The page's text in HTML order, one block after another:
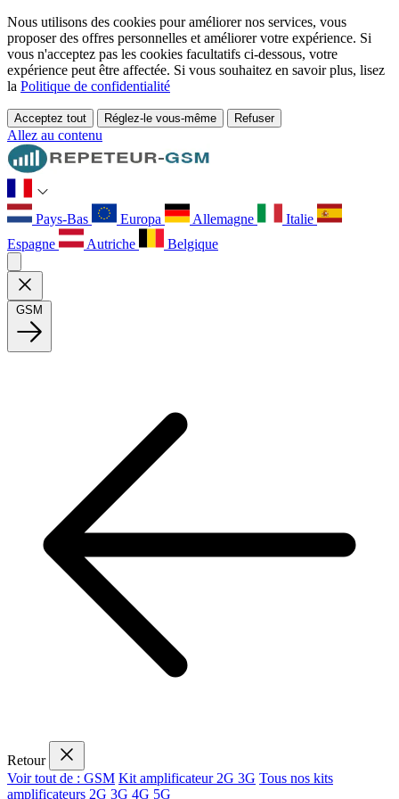
Nous utilisons des cookies pour améliorer nos services, vous
proposer des offres personnelles et améliorer votre expérience. Si
vous n'acceptez pas les cookies facultatifs ci-dessous, votre
expérience peut être affectée. Si vous souhaitez en savoir plus, lisez
la Politique de confidentialité
Acceptez tout Réglez-le vous-même Refuser
Allez au contenu
Pays-Bas Europa Allemagne
Italie
Espagne
Autriche Belgique
GSM
Retour
Voir tout de : GSM Kit amplificateur 2G 3G Tous nos kits
amplificateurs 2G 3G 4G 5G